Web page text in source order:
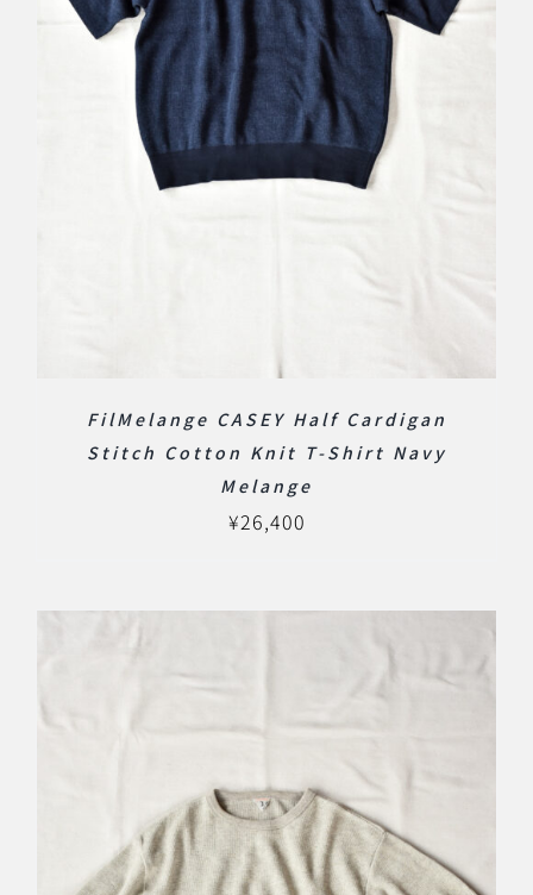
FilMelange CASEY Half Cardigan
Stitch Cotton Knit T-Shirt Navy
Melange
¥26,400